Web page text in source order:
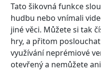
Tato šikovná funkce
hudbu nebo vnímali
jiné věci. Můžete si tak
hry, a přitom
využívání neprémiové
otevřený a nemůžete